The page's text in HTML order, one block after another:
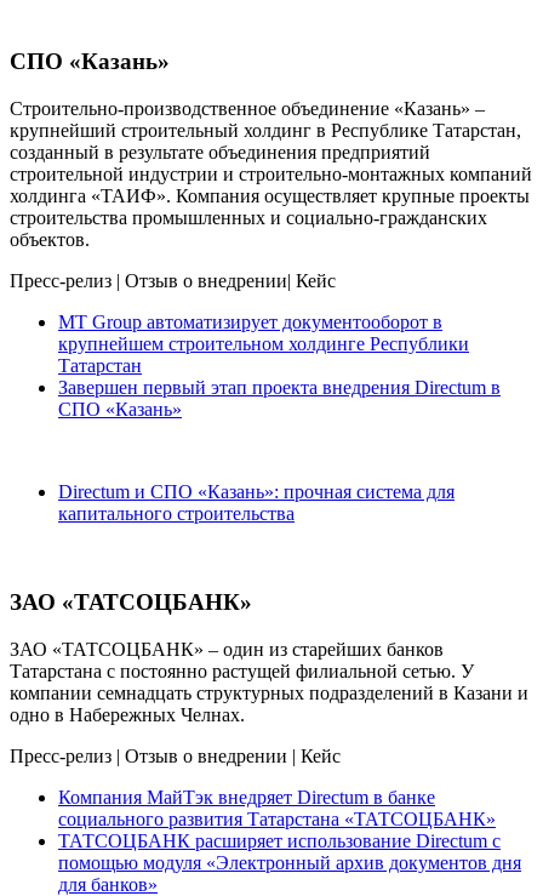
СПО «Казань»
Строительно-производственное объединение «Казань» –
крупнейший строительный холдинг в Республике Татарстан,
созданный в результате объединения предприятий
строительной индустрии и строительно-монтажных компаний
холдинга «ТАИФ». Компания осуществляет крупные проекты
строительства промышленных и социально-гражданских
объектов.
Пресс-релиз | Отзыв о внедрении| Кейс
MT Group автоматизирует документооборот в
крупнейшем строительном холдинге Республики
Татарстан
Завершен первый этап проекта внедрения Directum в
СПО «Казань»
Directum и СПО «Казань»: прочная система для
капитального строительства
ЗАО «ТАТСОЦБАНК»
ЗАО «ТАТСОЦБАНК» – один из старейших банков
Татарстана с постоянно растущей филиальной сетью. У
компании семнадцать структурных подразделений в Казани и
одно в Набережных Челнах.
Пресс-релиз | Отзыв о внедрении | Кейс
Компания МайТэк внедряет Directum в банке
социального развития Татарстана «ТАТСОЦБАНК»
ТАТСОЦБАНК расширяет использование Directum с
помощью модуля «Электронный архив документов дня
для банков»